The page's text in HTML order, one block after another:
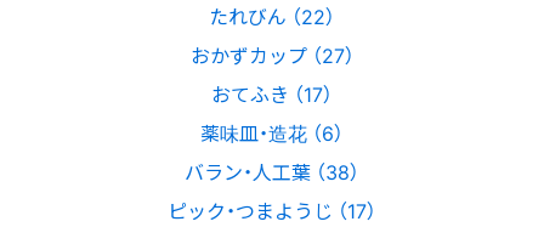
たれびん （22）
おかずカップ （27）
おてふき （17）
薬味皿・造花 （6）
バラン・人工葉 （38）
ピック・つまようじ （17）